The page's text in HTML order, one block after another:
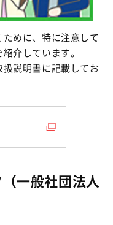
めに、特に注意して
介しています。
説明書に記載してお
一般社団法人